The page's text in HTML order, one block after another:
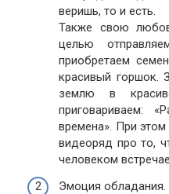
веришь, то и есть.
Также свою
целью
приобретаем
красивый горшок.
землю в
приговариваем:
времена». При
видеоряд про то,
человеком
Эмоция обладания.